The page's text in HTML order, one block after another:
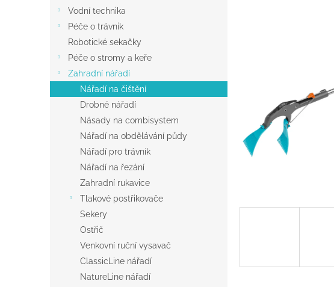
a
n
Vodní technika
Péče o trávnik
Robotické sekačky
Péče o stromy a keře
Zahradní nářadí
Nářadí na čištění
Drobné nářadí
Násady na combisystem
Nářadí na obdělávání půdy
Nářadí pro trávník
Nářadí na řezání
Zahradní rukavice
Tlakové postřikovače
Sekery
Ostřič
Venkovní ruční vysavač
ClassicLine nářadí
NatureLine nářadí